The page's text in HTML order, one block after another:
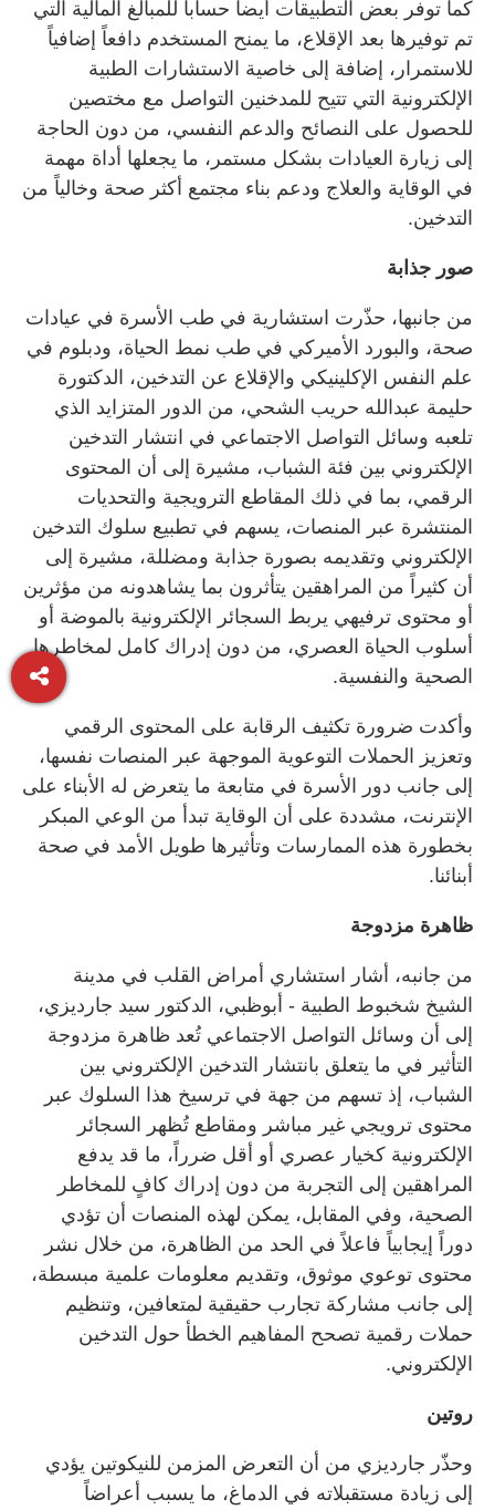
كما توفر بعض التطبيقات أيضاً حساباً للمبالغ المالية التي
تم توفيرها بعد الإقلاع، ما يمنح المستخدم دافعاً إضافياً
للاستمرار، إضافة إلى خاصية الاستشارات الطبية
الإلكترونية التي تتيح للمدخنين التواصل مع مختصين
للحصول على النصائح والدعم النفسي، من دون الحاجة
إلى زيارة العيادات بشكل مستمر، ما يجعلها أداة مهمة
في الوقاية والعلاج ودعم بناء مجتمع أكثر صحة وخالياً من
التدخين.
صور جذابة
من جانبها، حذّرت استشارية في طب الأسرة في عيادات
صحة، والبورد الأميركي في طب نمط الحياة، ودبلوم في
علم النفس الإكلينيكي والإقلاع عن التدخين، الدكتورة
حليمة عبدالله حريب الشحي، من الدور المتزايد الذي
تلعبه وسائل التواصل الاجتماعي في انتشار التدخين
الإلكتروني بين فئة الشباب، مشيرة إلى أن المحتوى
الرقمي، بما في ذلك المقاطع الترويجية والتحديات
المنتشرة عبر المنصات، يسهم في تطبيع سلوك التدخين
الإلكتروني وتقديمه بصورة جذابة ومضللة، مشيرة إلى
أن كثيراً من المراهقين يتأثرون بما يشاهدونه من مؤثرين
أو محتوى ترفيهي يربط السجائر الإلكترونية بالموضة أو
أسلوب الحياة العصري، من دون إدراك كامل لمخاطرها
الصحية والنفسية.
وأكدت ضرورة تكثيف الرقابة على المحتوى الرقمي
وتعزيز الحملات التوعوية الموجهة عبر المنصات نفسها،
إلى جانب دور الأسرة في متابعة ما يتعرض له الأبناء على
الإنترنت، مشددة على أن الوقاية تبدأ من الوعي المبكر
بخطورة هذه الممارسات وتأثيرها طويل الأمد في صحة
أبنائنا.
ظاهرة مزدوجة
من جانبه، أشار استشاري أمراض القلب في مدينة
الشيخ شخبوط الطبية - أبوظبي، الدكتور سيد جارديزي،
إلى أن وسائل التواصل الاجتماعي تُعد ظاهرة مزدوجة
التأثير في ما يتعلق بانتشار التدخين الإلكتروني بين
الشباب، إذ تسهم من جهة في ترسيخ هذا السلوك عبر
محتوى ترويجي غير مباشر ومقاطع تُظهر السجائر
الإلكترونية كخيار عصري أو أقل ضرراً، ما قد يدفع
المراهقين إلى التجربة من دون إدراك كافٍ للمخاطر
الصحية، وفي المقابل، يمكن لهذه المنصات أن تؤدي
دوراً إيجابياً فاعلاً في الحد من الظاهرة، من خلال نشر
محتوى توعوي موثوق، وتقديم معلومات علمية مبسطة،
إلى جانب مشاركة تجارب حقيقية لمتعافين، وتنظيم
حملات رقمية تصحح المفاهيم الخطأ حول التدخين
الإلكتروني.
روتين
وحذّر جارديزي من أن التعرض المزمن للنيكوتين يؤدي
إلى زيادة مستقبلاته في الدماغ، ما يسبب أعراضاً